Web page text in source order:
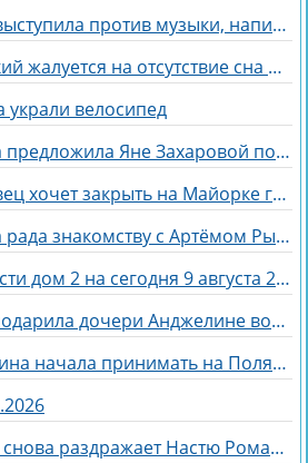
Лариса Долина выступила против музыки, написанной искусственным интеллектом
Артём Рышковский жалуется на отсутствие сна из-за Нади Ермаковой
украли велосипед
Настя Ромашова предложила Яне Захаровой пожить у неё в гардеробной
Кристина Лясковец хочет закрыть на Майорке гештальт
Мария Давидова рада знакомству с Артёмом Рышковским на доме 2
Последние новости дом 2 на сегодня 9 августа 2026
Виктория Боня подарила дочери Анджелине волшебного коня
Евгения Дорожкина начала принимать на Поляне первых клиенток
Элина Рахимова снова раздражает Настю Ромашову, флиртуя с её мужем Евгением